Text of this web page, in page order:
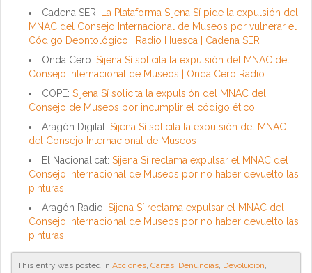
Cadena SER:
La Plataforma Sijena Sí pide la expulsión del
MNAC del Consejo Internacional de Museos por vulnerar el
Código Deontológico | Radio Huesca | Cadena SER
Onda Cero: Sijena Sí solicita la expulsión del MNAC del
Consejo Internacional de Museos | Onda Cero Radio
COPE: Sijena Sí solicita la expulsión del MNAC del
Consejo de Museos por incumplir el código ético
Aragón Digital: Sijena Sí solicita la expulsión del MNAC
del Consejo Internacional de Museos
El Nacional.cat: Sijena Sí reclama expulsar el MNAC del
Consejo Internacional de Museos por no haber devuelto las
pinturas
Aragón Radio: Sijena Sí reclama expulsar el MNAC del
Consejo Internacional de Museos por no haber devuelto las
pinturas
This entry was posted in Acciones Cartas Denuncias Devolución